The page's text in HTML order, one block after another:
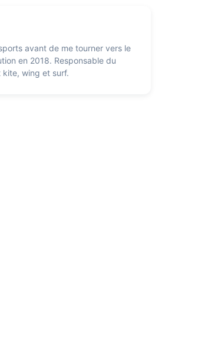
avant de me tourner vers le
en 2018. Responsable du
kite, wing et surf.